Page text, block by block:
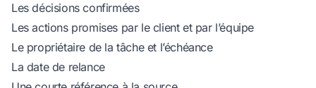
Les décisions confirmées
Les actions promises par le client et par l’équipe
Le propriétaire de la tâche et l’échéance
La date de relance